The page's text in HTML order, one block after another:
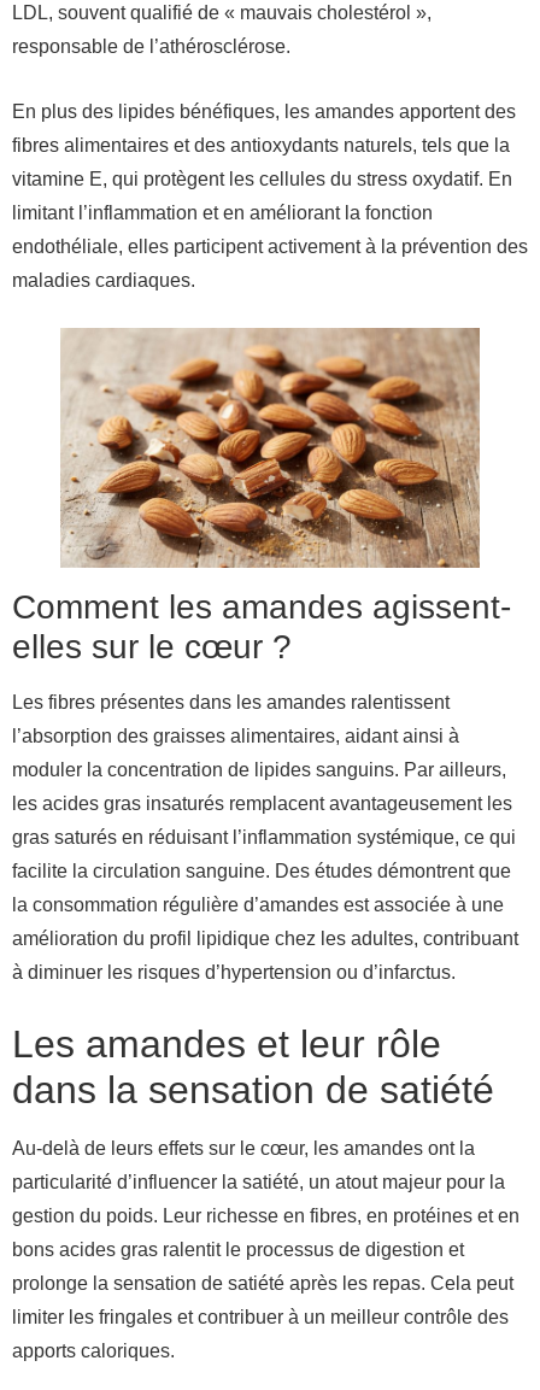
LDL, souvent qualifié de « mauvais cholestérol »,
responsable de l’athérosclérose.
En plus des lipides bénéfiques, les amandes apportent des
fibres alimentaires et des antioxydants naturels, tels que la
vitamine E, qui protègent les cellules du stress oxydatif. En
limitant l’inflammation et en améliorant la fonction
endothéliale, elles participent activement à la prévention des
maladies cardiaques.
Comment les amandes agissent-
elles sur le cœur ?
Les fibres présentes dans les amandes ralentissent
l’absorption des graisses alimentaires, aidant ainsi à
moduler la concentration de lipides sanguins. Par ailleurs,
les acides gras insaturés remplacent avantageusement les
gras saturés en réduisant l’inflammation systémique, ce qui
facilite la circulation sanguine. Des études démontrent que
la consommation régulière d’amandes est associée à une
amélioration du profil lipidique chez les adultes, contribuant
à diminuer les risques d’hypertension ou d’infarctus.
Les amandes et leur rôle
dans la sensation de satiété
Au-delà de leurs effets sur le cœur, les amandes ont la
particularité d’influencer la satiété, un atout majeur pour la
gestion du poids. Leur richesse en fibres, en protéines et en
bons acides gras ralentit le processus de digestion et
prolonge la sensation de satiété après les repas. Cela peut
limiter les fringales et contribuer à un meilleur contrôle des
apports caloriques.